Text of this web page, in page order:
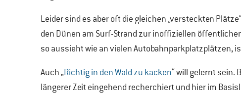
Leider sind es aber oft die gleichen „versteckten
den Dünen am Surf-Strand zur inoffiziellen
so aussieht wie an vielen Autobahnparkplatzplätzen,
Auch „Richtig in den Wald zu kacken“ will gelernt sein.
längerer Zeit eingehend recherchiert und hier im